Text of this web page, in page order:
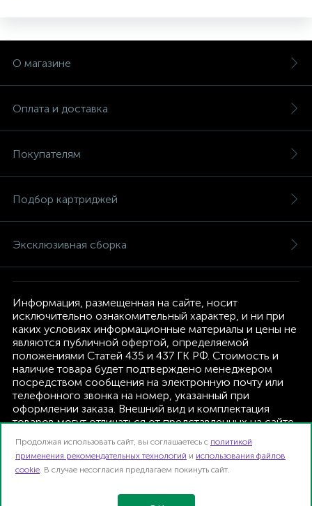
О магазине
Оплата и доставка
Покупателям
Подбор картриджей
Эксклюзивная сборка
Информация, размещенная на сайте, носит
исключительно ознакомительный характер, и ни при
каких условиях информационные материалы и цены не
являются публичной офертой, определяемой
положениями Статей 435 и 437 ГК РФ. Стоимость и
наличие товара будет подтверждено менеджером
посредством сообщения на электронную почту или
телефонного звонка на номер, указанный при
оформлении заказа. Внешний вид и комплектация
товаров могут отличаться от представленных на сайте.
текущую комплектацию, без дополнительного
уведомления.
Продолжая использовать сайт, вы соглашаетесь с политикой
применения рекомендательных технологий и использования файлов
cookie. В случае несогласия предлагаем покинуть сайт.